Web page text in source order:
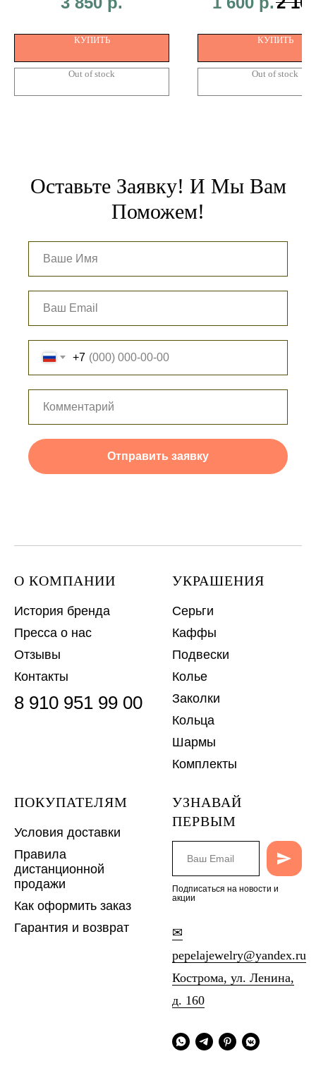
КУПИТЬ
Out of stock
КУПИТЬ
Out of stock
Оставьте Заявку! И Мы Вам
Поможем!
+7
Отправить заявку
О КОМПАНИИ
История бренда
Пресса о нас
Отзывы
Контакты
8 910 951 99 00
УКРАШЕНИЯ
Серьги
Каффы
Подвески
Колье
Заколки
Кольца
Шармы
Комплекты
ПОКУПАТЕЛЯМ
Условия доставки
Правила
дистанционной
продажи
Как оформить заказ
Гарантия и возврат
УЗНАВАЙ
ПЕРВЫМ
Подписаться на новости и
акции
✉
pepelajewelry@yandex.ru
Кострома, ул. Ленина,
д. 160